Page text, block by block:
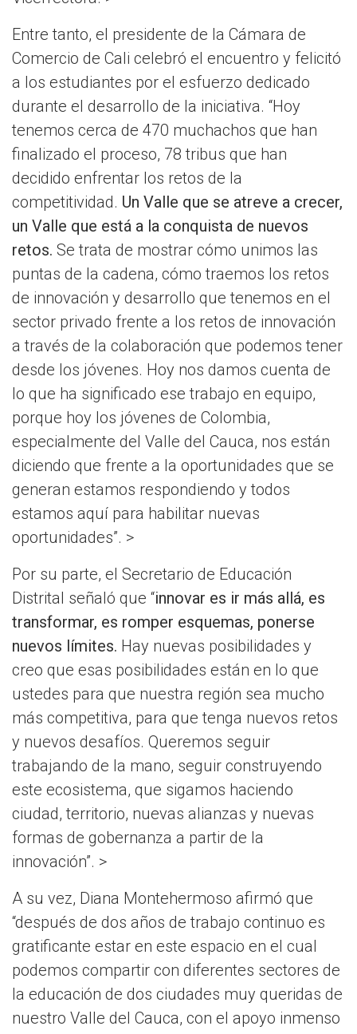
Entre tanto, el presidente de la Cámara de
Comercio de Cali celebró el encuentro y felicitó
a los estudiantes por el esfuerzo dedicado
durante el desarrollo de la iniciativa. “Hoy
tenemos cerca de 470 muchachos que han
finalizado el proceso, 78 tribus que han
decidido enfrentar los retos de la
competitividad. Un Valle que se atreve a crecer,
un Valle que está a la conquista de nuevos
retos. Se trata de mostrar cómo unimos las
puntas de la cadena, cómo traemos los retos
de innovación y desarrollo que tenemos en el
sector privado frente a los retos de innovación
a través de la colaboración que podemos tener
desde los jóvenes. Hoy nos damos cuenta de
lo que ha significado ese trabajo en equipo,
porque hoy los jóvenes de Colombia,
especialmente del Valle del Cauca, nos están
diciendo que frente a la oportunidades que se
generan estamos respondiendo y todos
estamos aquí para habilitar nuevas
oportunidades”. >
Por su parte, el Secretario de Educación
Distrital señaló que “innovar es ir más allá, es
transformar, es romper esquemas, ponerse
nuevos límites. Hay nuevas posibilidades y
creo que esas posibilidades están en lo que
ustedes para que nuestra región sea mucho
más competitiva, para que tenga nuevos retos
y nuevos desafíos. Queremos seguir
trabajando de la mano, seguir construyendo
este ecosistema, que sigamos haciendo
ciudad, territorio, nuevas alianzas y nuevas
formas de gobernanza a partir de la
innovación”. >
A su vez, Diana Montehermoso afirmó que
“después de dos años de trabajo continuo es
gratificante estar en este espacio en el cual
podemos compartir con diferentes sectores de
la educación de dos ciudades muy queridas de
nuestro Valle del Cauca, con el apoyo inmenso